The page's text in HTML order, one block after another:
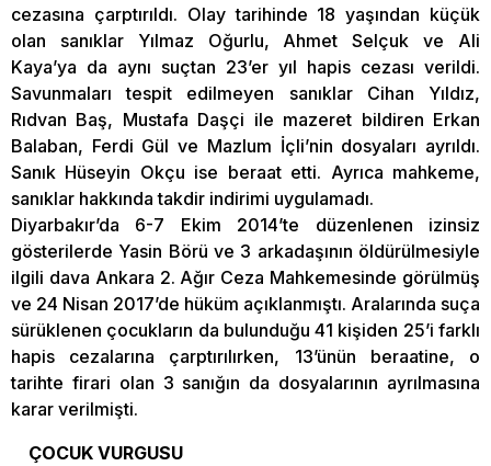
cezasına çarptırıldı. Olay tarihinde 18 yaşından küçük
olan sanıklar Yılmaz Oğurlu, Ahmet Selçuk ve Ali
Kaya’ya da aynı suçtan 23’er yıl hapis cezası verildi.
Savunmaları tespit edilmeyen sanıklar Cihan Yıldız,
Rıdvan Baş, Mustafa Daşçi ile mazeret bildiren Erkan
Balaban, Ferdi Gül ve Mazlum İçli’nin dosyaları ayrıldı.
Sanık Hüseyin Okçu ise beraat etti. Ayrıca mahkeme,
sanıklar hakkında takdir indirimi uygulamadı.
Diyarbakır’da 6-7 Ekim 2014’te düzenlenen izinsiz
gösterilerde Yasin Börü ve 3 arkadaşının öldürülmesiyle
ilgili dava Ankara 2. Ağır Ceza Mahkemesinde görülmüş
ve 24 Nisan 2017’de hüküm açıklanmıştı. Aralarında suça
sürüklenen çocukların da bulunduğu 41 kişiden 25’i farklı
hapis cezalarına çarptırılırken, 13’ünün beraatine, o
tarihte firari olan 3 sanığın da dosyalarının ayrılmasına
karar verilmişti.
ÇOCUK VURGUSU